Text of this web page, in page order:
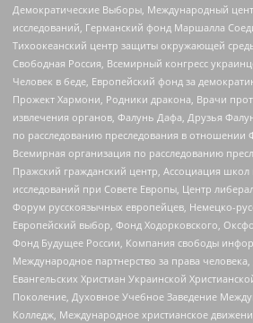
Демократические Выборы, Международный
исследований, Германский фонд Маршалла
Тихоокеанский центр защиты окружающей
Свободная Россия, Всемирный конгресс
Человек в беде, Европейский фонд за
Прожект Хармони, Родники дракона, Врачи
извлечения органов, Фалунь Дафа, Друзья
по расследованию преследования в отношении
Всемирная организация по расследованию
Пражский гражданский центр, Ассоциация школ
исследований при Совете Европы, Центр
Форум русскоязычных европейцев, Немецко-
Европейский выбор, Фонд Ходорковского,
Фонд Будущее России, Компания свободы
Международное партнерство за права
Евангельских Христиан Украинской
Поколение, Духовное Учебное Заведение
Колледж, Международное христианское